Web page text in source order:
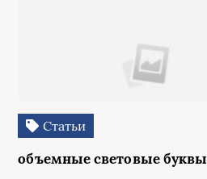
Статьи
объемные световые буквы